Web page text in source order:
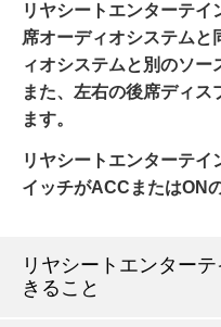
リヤシートエンターテ
席オーディオシステムと
ィオシステムと別のソー
また、左右の後席ディス
ます。
リヤシートエンターテイ
イッチがACCまたはON
リヤシートエンター
きること